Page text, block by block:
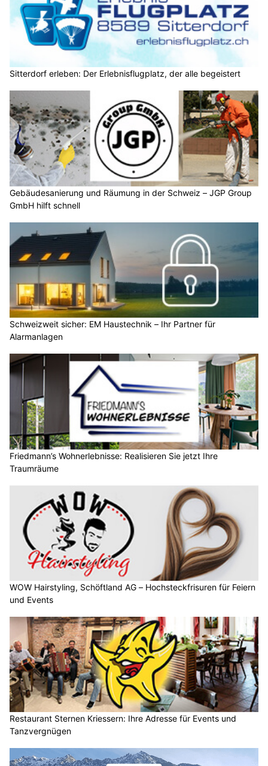
Sitterdorf erleben: Der Erlebnisflugplatz, der alle begeistert
Gebäudesanierung und Räumung in der Schweiz – JGP Group
GmbH hilft schnell
Schweizweit sicher: EM Haustechnik – Ihr Partner für
Alarmanlagen
Friedmann’s Wohnerlebnisse: Realisieren Sie jetzt Ihre
Traumräume
WOW Hairstyling, Schöftland AG – Hochsteckfrisuren für Feiern
und Events
Restaurant Sternen Kriessern: Ihre Adresse für Events und
Tanzvergnügen